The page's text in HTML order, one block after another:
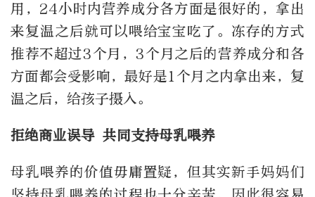
用，24小时内营养成分各方面是很好的，拿出
来复温之后就可以喂给宝宝吃了。冻存的方式
推荐不超过3个月，3个月之后的营养成分和各
方面都会受影响，最好是1个月之内拿出来，复
温之后，给孩子摄入。
拒绝商业误导 共同支持母乳喂养
母乳喂养的价值毋庸置疑，但其实新手妈妈们